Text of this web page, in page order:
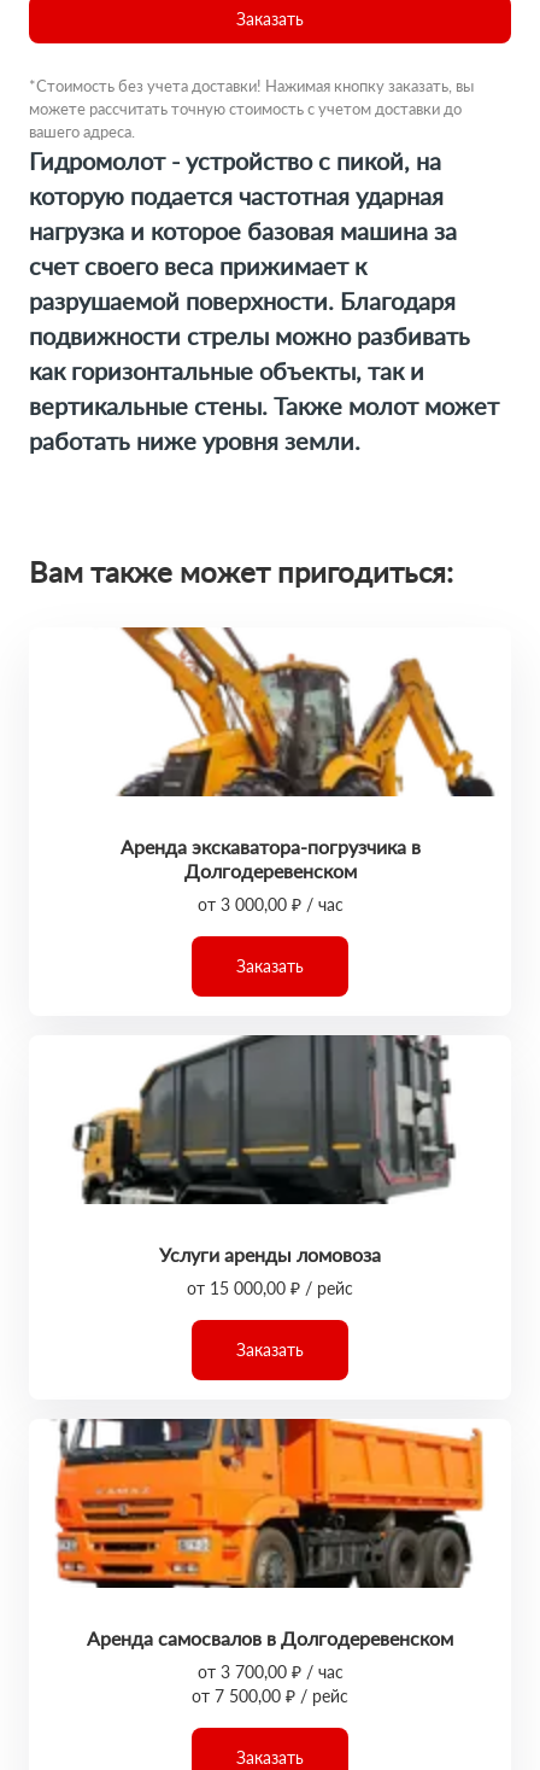
Заказать
*Стоимость без учета доставки! Нажимая кнопку заказать, вы
можете рассчитать точную стоимость с учетом доставки до
вашего адреса.
Гидромолот - устройство с пикой, на
которую подается частотная ударная
нагрузка и которое базовая машина за
счет своего веса прижимает к
разрушаемой поверхности. Благодаря
подвижности стрелы можно разбивать
как горизонтальные объекты, так и
вертикальные стены. Также молот может
работать ниже уровня земли.
Вам также может пригодиться:
Аренда экскаватора-погрузчика в
Долгодеревенском
от 3 000,00 ₽ / час
Заказать
Услуги аренды ломовоза
от 15 000,00 ₽ / рейс
Заказать
Аренда самосвалов в Долгодеревенском
от 3 700,00 ₽ / час
от 7 500,00 ₽ / рейс
Заказать